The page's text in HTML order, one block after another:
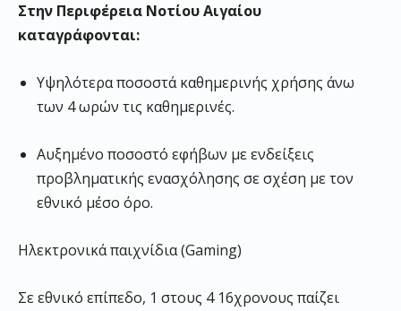
Στην Περιφέρεια Νοτίου Αιγαίου
καταγράφονται:
Υψηλότερα ποσοστά καθημερινής χρήσης άνω
των 4 ωρών τις καθημερινές.
Αυξημένο ποσοστό εφήβων με ενδείξεις
προβληματικής ενασχόλησης σε σχέση με τον
εθνικό μέσο όρο.
Ηλεκτρονικά παιχνίδια (Gaming)
Σε εθνικό επίπεδο, 1 στους 4 16χρονους παίζει